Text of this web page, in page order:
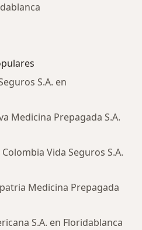
S.A. en
Medicina Prepagada S.A.
Vida Seguros S.A.
Medicina Prepagada
S.A. en Floridablanca